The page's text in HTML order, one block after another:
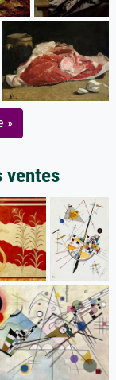
»
ventes